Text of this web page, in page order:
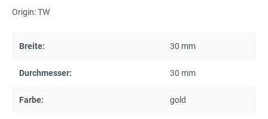
Origin: TW
Breite: 30 mm
Durchmesser: 30 mm
Farbe: gold